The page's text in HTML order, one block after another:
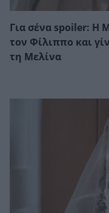
Για σένα spoiler: Η
τον Φίλιππο και
τη Μελίνα